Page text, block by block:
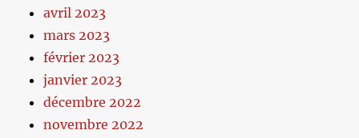
avril 2023
mars 2023
février 2023
janvier 2023
décembre 2022
novembre 2022